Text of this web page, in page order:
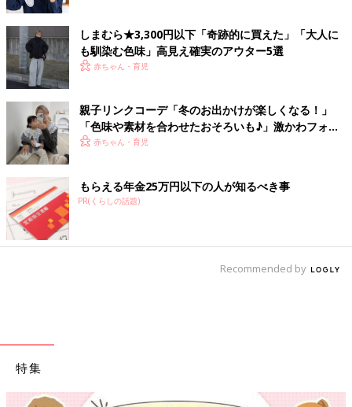
しまむら★3,300円以下「奇跡的に買えた」「大人に
も馴染む色味」高見え確実のアウター5選
赤ちゃん・育児
親子リンクコーデ「冬のお出かけが楽しくなる！」
「色味や素材を合わせたおそろいも♪」激かわフォト5
選 赤ちゃん・育児
もらえる年金25万円以下の人が知るべき事
PR(くらしの話題)
Recommended by
特集